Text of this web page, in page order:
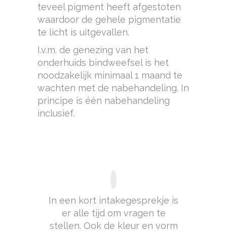
teveel pigment heeft afgestoten
waardoor de gehele pigmentatie
te licht is uitgevallen.
I.v.m. de genezing van het
onderhuids bindweefsel is het
noodzakelijk minimaal 1 maand te
wachten met de nabehandeling. In
principe is één nabehandeling
inclusief.
In een kort intakegesprekje is
er alle tijd om vragen te
stellen. Ook de kleur en vorm